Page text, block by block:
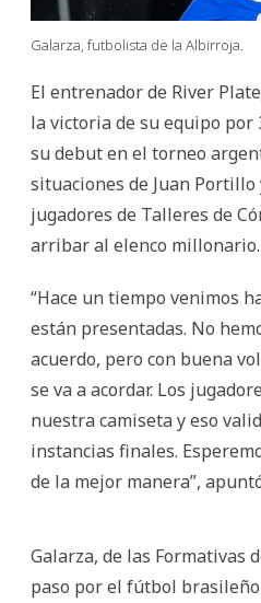
Galarza, futbolista de la Albirroja.
El entrenador de River
la victoria de su equipo por
su debut en el torneo
situaciones de Juan Portillo
jugadores de Talleres de
arribar al elenco millonario.
“Hace un tiempo venimos
están presentadas. No
acuerdo, pero con buena
se va a acordar. Los
nuestra camiseta y eso
instancias finales.
de la mejor manera”,
Galarza, de las Formativas
paso por el fútbol